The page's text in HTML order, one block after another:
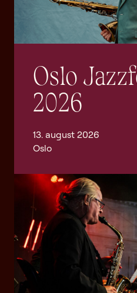
Oslo
2026
13. august 2026
Oslo